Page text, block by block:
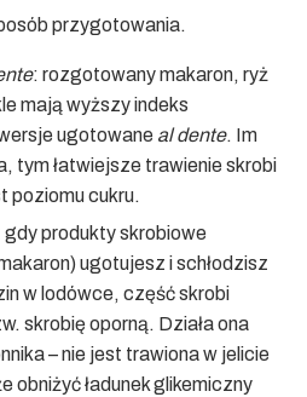
przygotowania.
: rozgotowany makaron, ryż
mają wyższy indeks
ugotowane al dente. Im
tym łatwiejsze trawienie skrobi
poziomu cukru.
gdy produkty skrobiowe
ugotujesz i schłodzisz
w lodówce, część skrobi
skrobię oporną. Działa ona
– nie jest trawiona w jelicie
obniżyć ładunek glikemiczny